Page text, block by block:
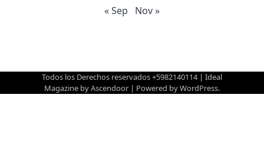
« Sep Nov »
Todos los Derechos reservados +5982140114 | Ideal
Magazine byAscendoor | Powered byWordPress.